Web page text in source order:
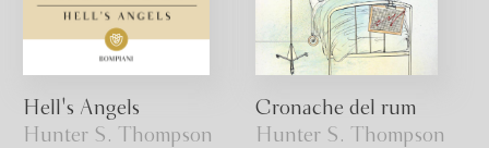
Hell's Angels
Hunter S. Thompson
Cronache del rum
Hunter S. Thompson